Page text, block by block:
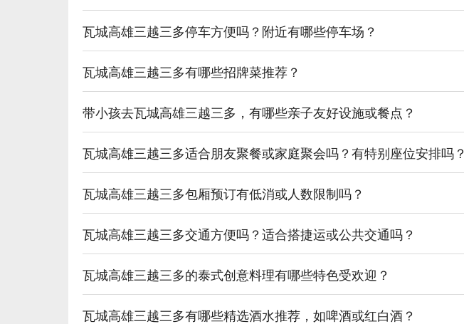
💡 未成年請勿飲酒；禁止酒駕
瓦城高雄三越三多停车方便吗？附近有哪些停车场？
瓦城高雄三越三多有哪些招牌菜推荐？
带小孩去瓦城高雄三越三多，有哪些亲子友好设施或餐点？
瓦城高雄三越三多适合朋友聚餐或家庭聚会吗？有特别座位安排吗？
瓦城高雄三越三多包厢预订有低消或人数限制吗？
瓦城高雄三越三多交通方便吗？适合搭捷运或公共交通吗？
瓦城高雄三越三多的泰式创意料理有哪些特色受欢迎？
瓦城高雄三越三多有哪些精选酒水推荐，如啤酒或红白酒？